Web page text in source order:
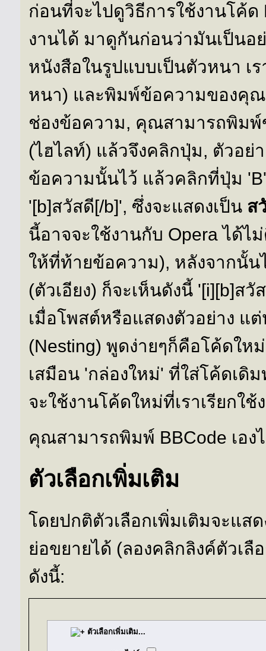
ก่อนที่จะไปดูวิธีการใช้งานโค้
งานได้ มาดูกันก่อนว่ามันเป็นอ
หนังสือในรูปแบบเป็นตัวหนา เ
หนา) และพิมพ์ข้อความของคุณ
ช่องข้อความ, คุณสามารถพิม
(ไฮไลท์) แล้วจึงคลิกปุ่ม, ตัวอย่
ข้อความนั้นไว้ แล้วคลิกที่ปุ่ม
'[b]สวัสดี[/b]', ซึ่งจะแสดงเป็น ส
นี้อาจจะใช้งานกับ Opera ได้ไ
ให้ที่ท้ายข้อความ), หลังจากนั้
(ตัวเอียง) ก็จะเห็นดังนี้ '[i][b]ส
เมื่อโพสต์หรือแสดงตัวอย่าง แ
(Nesting) พูดง่ายๆก็คือโค้ดให
เสมือน 'กล่องใหม่' ที่ใส่โค้ดเดิ
จะใช้งานโค้ดใหม่ที่เราเรียกใช้
คุณสามารถพิมพ์ BBCode เอ
ตัวเลือกเพิ่มเติม
โดยปกติตัวเลือกเพิ่มเติมจะแส
ย่อขยายได้ (ลองคลิกลิงค์ตัวเ
ดังนี้:
ตัวเลือกเพิ่มเติม...